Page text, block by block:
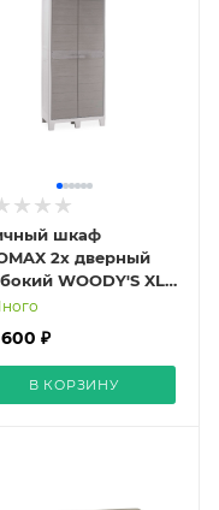
шкаф
2х дверный
WOODY'S XL
светло-
₽
В КОРЗИНУ